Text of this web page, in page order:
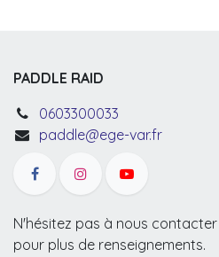
PADDLE RAID
0603300033
paddle@ege-var.fr
N'hésitez pas à nous contacter
pour plus de renseignements.